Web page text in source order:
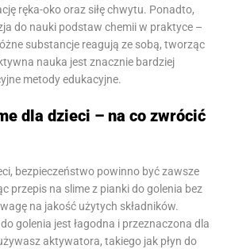
ręka-oko oraz siłę chwytu. Ponadto,
do nauki podstaw chemii w praktyce –
substancje reagują ze sobą, tworząc
nauka jest znacznie bardziej
metody edukacyjne.
dla dzieci – na co zwrócić
bezpieczeństwo powinno być zawsze
przepis na slime z pianki do golenia bez
na jakość użytych składników.
golenia jest łagodna i przeznaczona dla
aktywatora, takiego jak płyn do